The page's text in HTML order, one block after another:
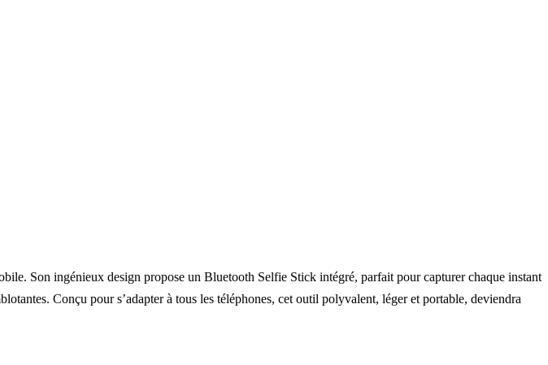
Son ingénieux design propose un Bluetooth Selfie Stick intégré, parfait pour capturer chaque instant
Conçu pour s’adapter à tous les téléphones, cet outil polyvalent, léger et portable, deviendra